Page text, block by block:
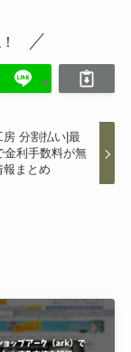
房 分割払い|最
金利手数料が無
報まとめ